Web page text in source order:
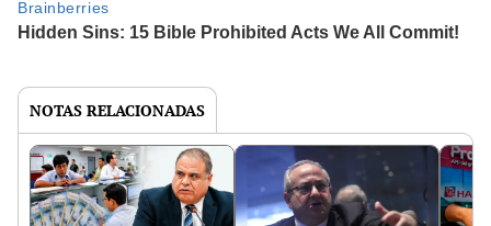
NOTAS RELACIONADAS